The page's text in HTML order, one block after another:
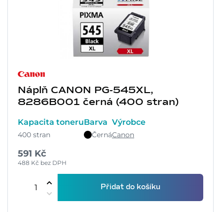
Náplň CANON PG-545XL,
8286B001 černá (400 stran)
Kapacita toneru
400 stran
Barva
Černá
Výrobce
Canon
591 Kč
488 Kč bez DPH
Přidat do košíku